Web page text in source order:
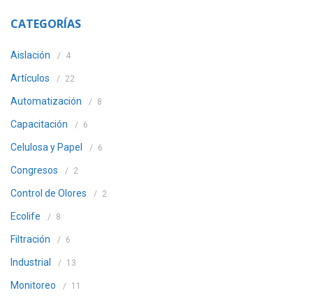
CATEGORÍAS
Aislación 4
Artículos 22
Automatización 8
Capacitación 6
Celulosa y Papel 6
Congresos 2
Control de Olores 2
Ecolife 8
Filtración 6
Industrial 13
Monitoreo 11